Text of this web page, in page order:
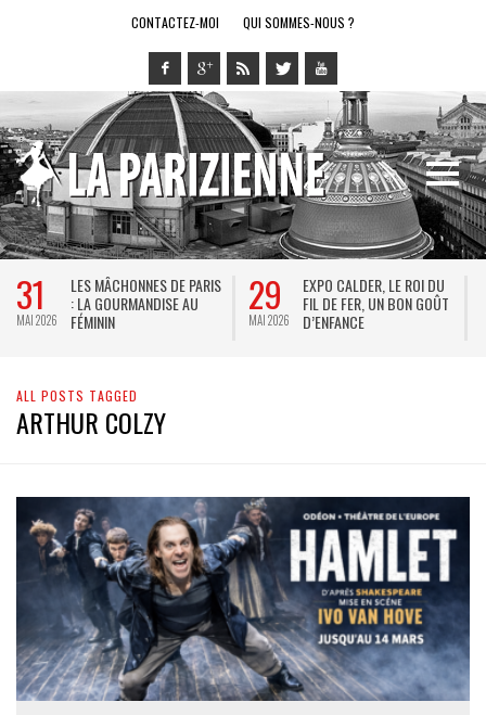
CONTACTEZ-MOI QUI SOMMES-NOUS ?
31
MAI 2026
LES MÂCHONNES DE PARIS
: LA GOURMANDISE AU
FÉMININ
29
MAI 2026
EXPO CALDER, LE ROI DU
FIL DE FER, UN BON GOÛT
D’ENFANCE
ALL POSTS TAGGED
ARTHUR COLZY